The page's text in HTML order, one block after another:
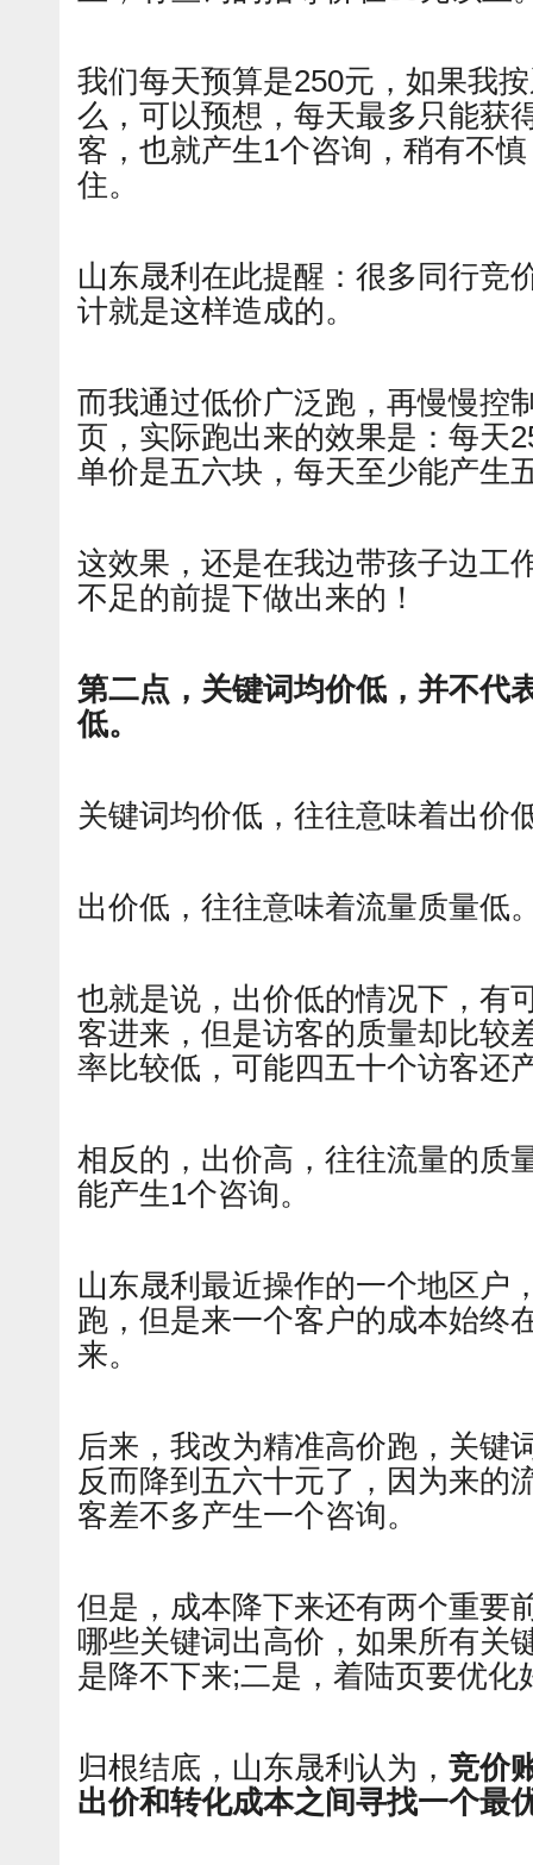
我们每天预算是250元，如果我
么，可以预想，每天最多只能获
客，也就产生1个咨询，稍有不
住。
山东晟利在此提醒：很多同行竞
计就是这样造成的。
而我通过低价广泛跑，再慢慢控
页，实际跑出来的效果是：每天
单价是五六块，每天至少能产生
这效果，还是在我边带孩子边工
不足的前提下做出来的！
第二点，关键词均价低，并不代
低。
关键词均价低，往往意味着出价
出价低，往往意味着流量质量低
也就是说，出价低的情况下，有
客进来，但是访客的质量却比较
率比较低，可能四五十个访客还
相反的，出价高，往往流量的质
能产生1个咨询。
山东晟利最近操作的一个地区户
跑，但是来一个客户的成本始终
来。
后来，我改为精准高价跑，关键
反而降到五六十元了，因为来的
客差不多产生一个咨询。
但是，成本降下来还有两个重要
哪些关键词出高价，如果所有关
是降不下来;二是，着陆页要优化
归根结底，山东晟利认为， 竞价
出价和转化成本之间寻找一个最